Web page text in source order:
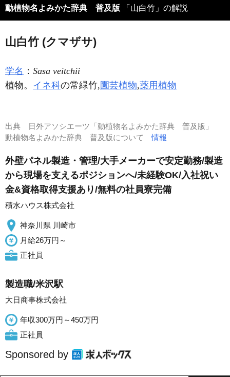
動植物名よみかた辞典 普及版 「山白竹」の解説
山白竹 (クマザサ)
学名 ： Sasa veitchii
植物。 イネ科の常緑竹, 園芸植物,薬用植物
出典
日外アソシエーツ「動植物名よみかた辞典 普及版」
動植物名よみかた辞典 普及版について情報
外壁パネル製造・管理/大手メーカーで安定勤務/製造
から現場を支えるポジションへ/未経験OK/入社祝い
金&資格取得支援あり/無料の社員寮完備
積水ハウス株式会社
神奈川県 川崎市
月給26万円～
正社員
製造職/米沢駅
大日商事株式会社
年収300万円～450万円
正社員
Sponsored by